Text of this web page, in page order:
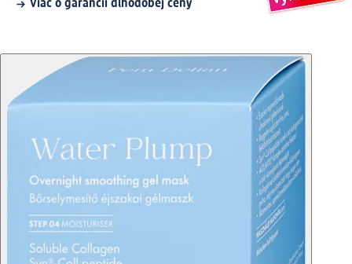
Viac o garancii dlhodobej ceny